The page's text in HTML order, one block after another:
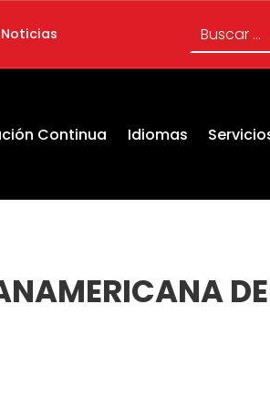
Continua Idiomas
Noticias